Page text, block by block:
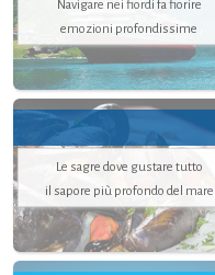
Navigare nei fiordi fa fiorire
emozioni profondissime
Le sagre dove gustare tutto
il sapore più profondo del mare